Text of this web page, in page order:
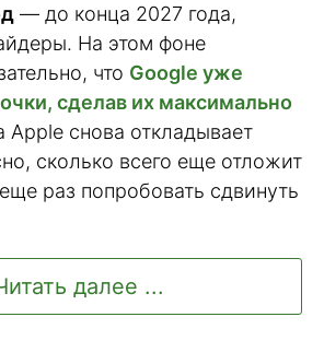
— до конца 2027 года,
На этом фоне
что Google уже
сделав их максимально
Apple снова откладывает
сколько всего еще отложит
раз попробовать сдвинуть
далее ...